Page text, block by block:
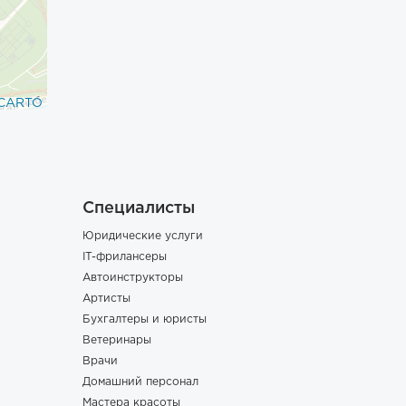
Специалисты
Юридические услуги
IT-фрилансеры
Автоинструкторы
Артисты
Бухгалтеры и юристы
Ветеринары
Врачи
Домашний персонал
Мастера красоты